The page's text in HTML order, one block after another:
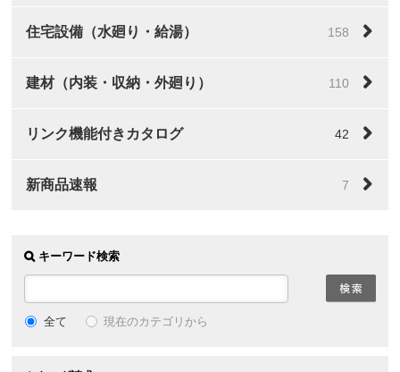
住宅設備（水廻り・給湯） 158
建材（内装・収納・外廻り） 110
リンク機能付きカタログ 42
新商品速報 7
キーワード検索
全て 現在のカテゴリから